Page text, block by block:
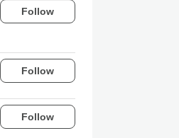
Follow
Follow
Follow